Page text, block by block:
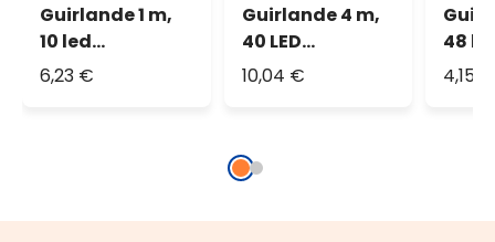
Guirlande 1 m,
10 led
multicolor
6,23 €
Guirlande 4 m,
40 LED
multicolor
10,04 €
48
4,15 €